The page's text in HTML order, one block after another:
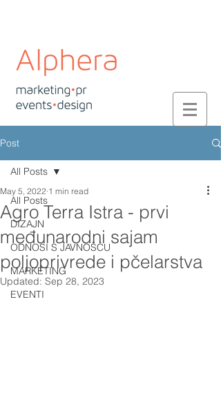
Post
All Posts
DIZAJN
ODNOSI S JAVNOŠĆU
MARKETING
EVENTI
All Posts
Agro Terra Istra - prvi
međunarodni sajam
poljoprivrede i pčelarstva
May 5, 2022 1 min read
Updated: Sep 28, 2023